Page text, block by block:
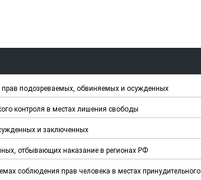
подозреваемых, обвиняемых и осужденных
контроля в местах лишения свободы
и заключенных
отбывающих наказание в регионах РФ
соблюдения прав человека в местах принудительного